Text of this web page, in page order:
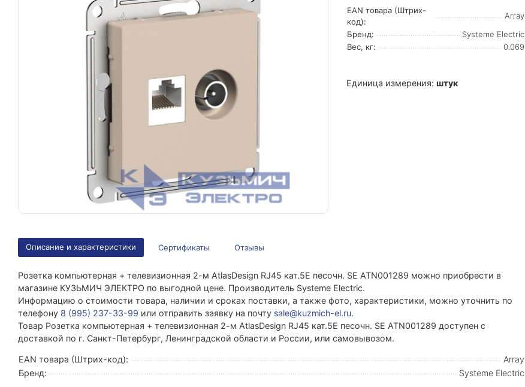
EAN товара (Штрих-
код):
Array
Бренд:
Systeme Electric
Вес, кг:
0.069
Единица измерения: штук
Описание и характеристики Сертификаты Отзывы
Розетка компьютерная + телевизионная 2-м AtlasDesign RJ45 кат.5E песочн. SE ATN001289 можно приобрести в
магазине КУЗЬМИЧ ЭЛЕКТРО по выгодной цене. Производитель Systeme Electric.
Информацию о стоимости товара, наличии и сроках поставки, а также фото, характеристики, можно уточнить по
телефону 8 (995) 237-33-99 или отправить заявку на почту sale@kuzmich-el.ru.
Товар Розетка компьютерная + телевизионная 2-м AtlasDesign RJ45 кат.5E песочн. SE ATN001289 доступен с
доставкой по г. Санкт-Петербург, Ленинградской области и России, или самовывозом.
EAN товара (Штрих-код):
Array
Бренд:
Systeme Electric